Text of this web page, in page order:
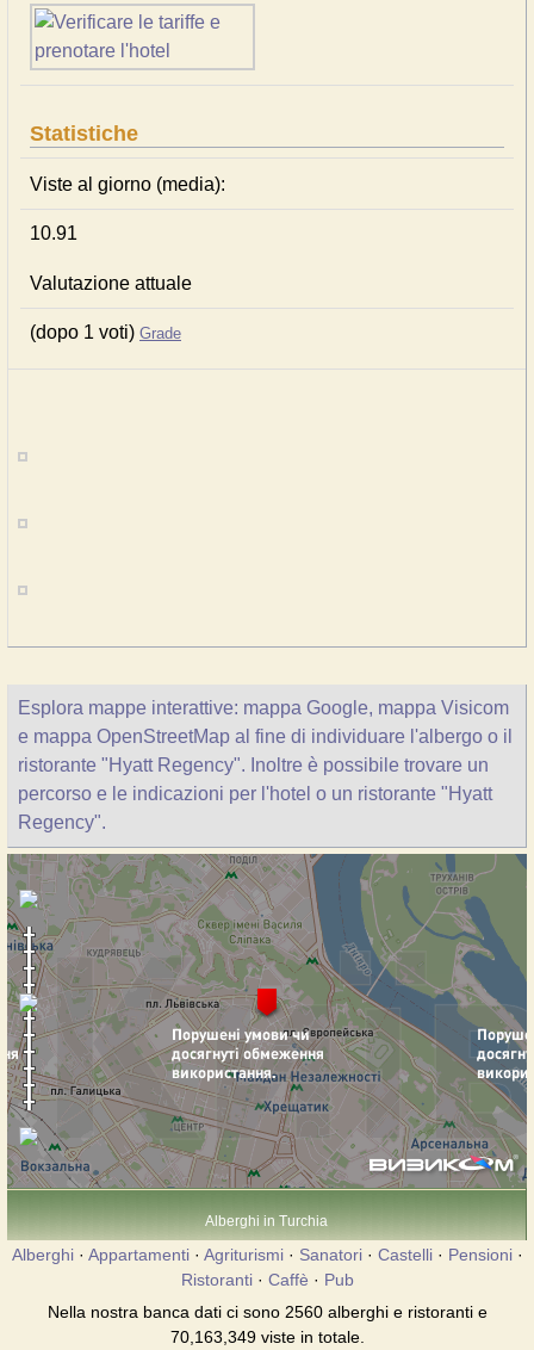
Statistiche
Viste al giorno (media):
10.91
Valutazione attuale
(dopo 1 voti) Grade
Esplora mappe interattive: mappa Google, mappa Visicom
e mappa OpenStreetMap al fine di individuare l'albergo o il
ristorante "Hyatt Regency". Inoltre è possibile trovare un
percorso e le indicazioni per l'hotel o un ristorante "Hyatt
Regency".
Alberghi in Turchia
Alberghi· Appartamenti· Agriturismi· Sanatori· Castelli· Pensioni·
Ristoranti· Caffè · Pub
Nella nostra banca dati ci sono 2560 alberghi e ristoranti e
70,163,349 viste in totale.